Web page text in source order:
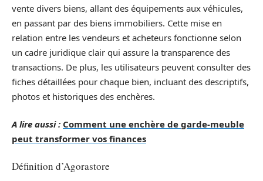
vente divers biens, allant des équipements aux véhicules,
en passant par des biens immobiliers. Cette mise en
relation entre les vendeurs et acheteurs fonctionne selon
un cadre juridique clair qui assure la transparence des
transactions. De plus, les utilisateurs peuvent consulter des
fiches détaillées pour chaque bien, incluant des descriptifs,
photos et historiques des enchères.
A lire aussi : Comment une enchère de garde-meuble
peut transformer vos finances
Définition d’Agorastore